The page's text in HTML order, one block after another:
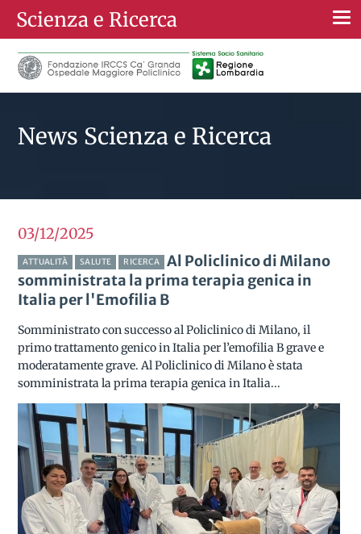
Scienza e Ricerca
News Scienza e Ricerca
03/122025
ATTUALITÀ SALUTE RICERCA
Al Policlinico di Milano
somministrata la prima terapia genica in
Italia per l'Emofilia B
Somministrato con successo al Policlinico di Milano, il
primo trattamento genico in Italia per l’emofilia B grave e
moderatamente grave. Al Policlinico di Milano è stata
somministrata la prima terapia genica in Italia...